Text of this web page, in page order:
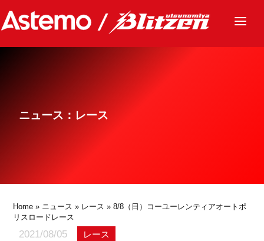
ニュース
グッズ
ニュース：レース
Home » ニュース » レース » 8/8（日）コーユーレンティアオートポ
リスロードレース
2021/08/05 レース